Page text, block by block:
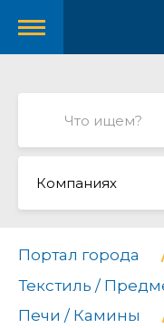
Компаниях
Портал города
Текстиль /
Печи / Камины